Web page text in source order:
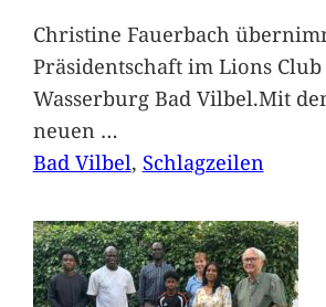
Christine Fauerbach
Präsidentschaft im Lions
Wasserburg Bad Vilbel.Mit
neuen …
Bad Vilbel, Schlagzeilen